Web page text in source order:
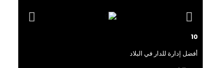
10
أفضل إدارة للدار في البلاد